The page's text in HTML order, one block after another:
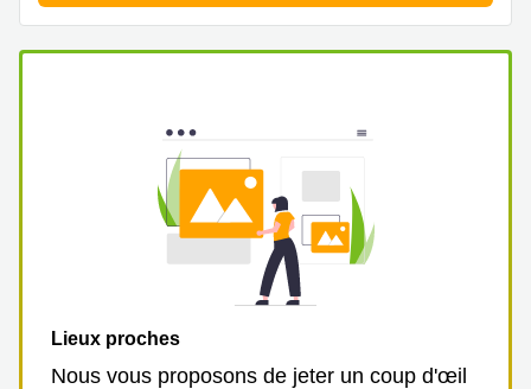
Lieux proches
Nous vous proposons de jeter un coup d'œil